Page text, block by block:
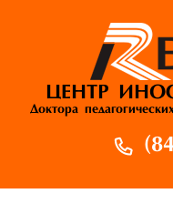
ЦЕНТР
Доктора